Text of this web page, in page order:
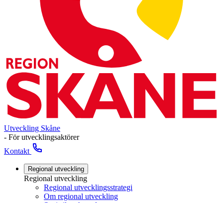
Utveckling Skåne
- För utvecklingsaktörer
Kontakt
Regional utveckling
Regional utveckling
Regional utvecklingsstrategi
Om regional utveckling